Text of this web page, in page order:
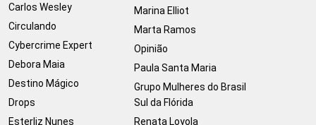
Carlos Wesley
Circulando
Cybercrime Expert
Debora Maia
Destino Mágico
Drops
Esterliz Nunes
Marina Elliot
Marta Ramos
Opinião
Paula Santa Maria
Grupo Mulheres do Brasil
Sul da Flórida
Renata Loyola